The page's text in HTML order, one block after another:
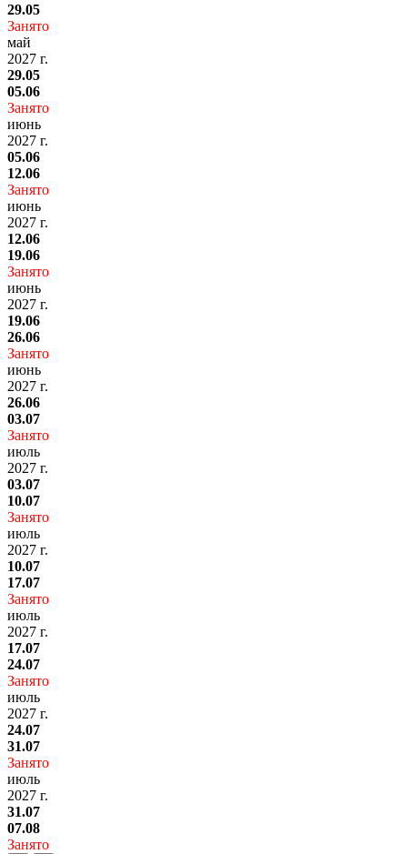
29.05
Занято
май
2027 г.
29.05
05.06
Занято
июнь
2027 г.
05.06
12.06
Занято
июнь
2027 г.
12.06
19.06
Занято
июнь
2027 г.
19.06
26.06
Занято
июнь
2027 г.
26.06
03.07
Занято
июль
2027 г.
03.07
10.07
Занято
июль
2027 г.
10.07
17.07
Занято
июль
2027 г.
17.07
24.07
Занято
июль
2027 г.
24.07
31.07
Занято
июль
2027 г.
31.07
07.08
Занято